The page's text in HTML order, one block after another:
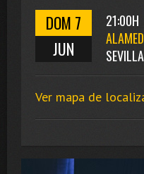
DOM 7
JUN
21:00H
SEVILLA
Ver mapa de